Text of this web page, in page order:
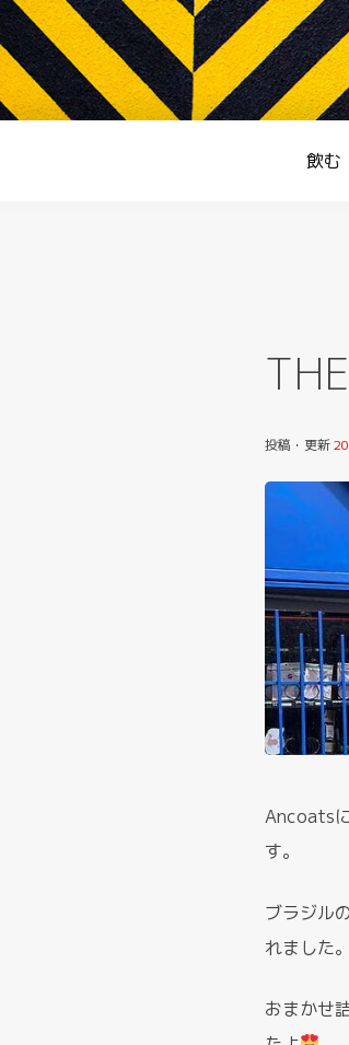
Skip
to
content
飲む
Homepage
投稿・更新
Ancoats
す。
ブラジル
れました
おまかせ